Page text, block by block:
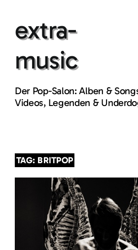
contentextra-
music
Der Pop-Salon: Alben &
Videos, Legenden &
TAG: BRITPOP